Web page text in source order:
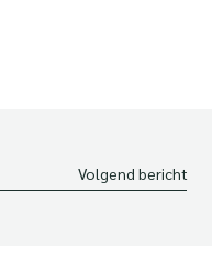
Volgend bericht